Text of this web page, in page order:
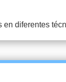
diferentes